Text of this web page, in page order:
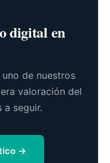
digital en
de nuestros
valoración del
a seguir.
→